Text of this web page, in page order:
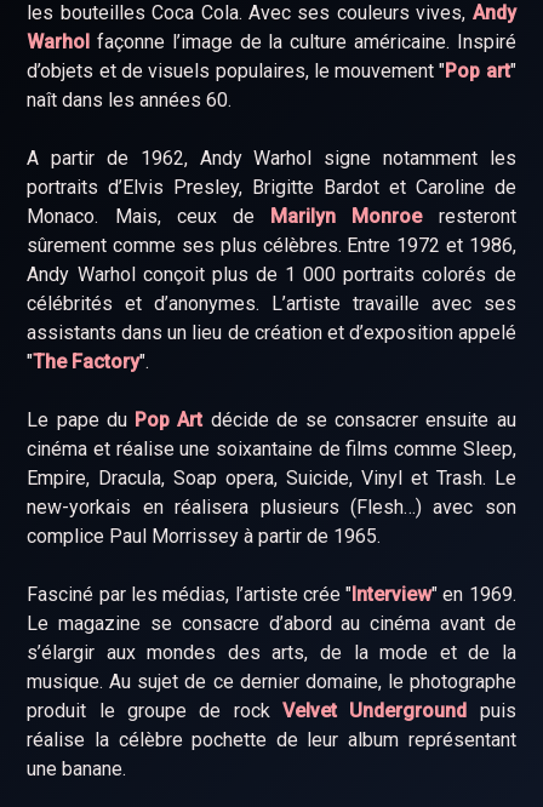
les bouteilles Coca Cola. Avec ses couleurs vives, Andy
Warhol façonne l’image de la culture américaine. Inspiré
d’objets et de visuels populaires, le mouvement "Pop art"
naît dans les années 60.
A partir de 1962, Andy Warhol signe notamment les
portraits d’Elvis Presley, Brigitte Bardot et Caroline de
Monaco. Mais, ceux de Marilyn Monroeresteront
sûrement comme ses plus célèbres. Entre 1972 et 1986,
Andy Warhol conçoit plus de 1 000 portraits colorés de
célébrités et d’anonymes. L’artiste travaille avec ses
assistants dans un lieu de création et d’exposition appelé
"The Factory".
Le pape du Pop Artdécide de se consacrer ensuite au
cinéma et réalise une soixantaine de films comme Sleep,
Empire, Dracula, Soap opera, Suicide, Vinyl et Trash. Le
new-yorkais en réalisera plusieurs (Flesh…) avec son
complice Paul Morrissey à partir de 1965.
Fasciné par les médias, l’artiste crée "Interview" en 1969.
Le magazine se consacre d’abord au cinéma avant de
s’élargir aux mondes des arts, de la mode et de la
musique. Au sujet de ce dernier domaine, le photographe
produit le groupe de rock Velvet Underground puis
réalise la célèbre pochette de leur album représentant
une banane.